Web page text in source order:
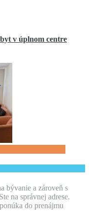
v úplnom centre
bývanie a zároveň s
na správnej adrese.
do prenájmu